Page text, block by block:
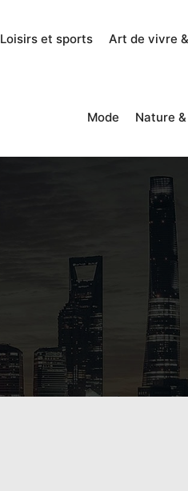
Loisirs et sports Art de vivre
Mode Nature